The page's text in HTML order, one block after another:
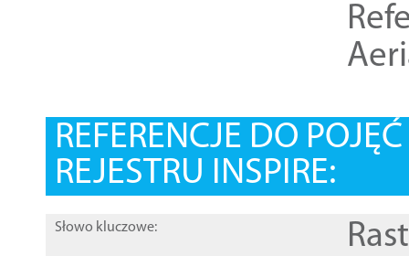
REFERENCJE DO
REJESTRU INSPIRE:
Słowo kluczowe: